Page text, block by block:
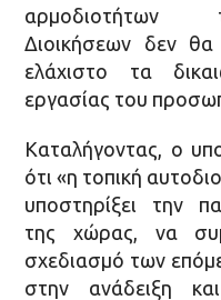
αρμοδιοτήτων
Διοικήσεων δεν
ελάχιστο τα
εργασίας του
Καταλήγοντας, ο
ότι «η τοπική
υποστηρίξει την
της χώρας, να
σχεδιασμό των
στην ανάδειξη